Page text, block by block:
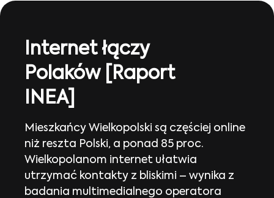
Internet łączy
Polaków [Raport
INEA]
Mieszkańcy Wielkopolski są częściej online
niż reszta Polski, a ponad 85 proc.
Wielkopolanom internet ułatwia
utrzymać kontakty z bliskimi – wynika z
badania multimedialnego operatora